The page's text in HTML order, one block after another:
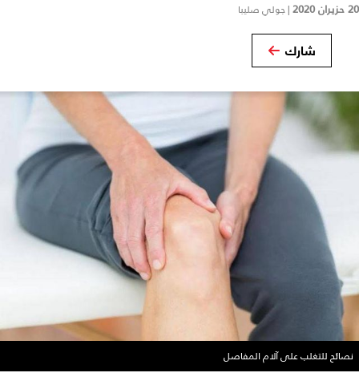
20 حزيران 2020 |جولي صليبا
شارك
نصائح للتغلب على آلام المفاصل